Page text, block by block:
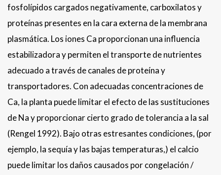
fosfolípidos cargados negativamente, carboxilatos y
proteínas presentes en la cara externa de la membrana
plasmática. Los iones Ca proporcionan una influencia
estabilizadora y permiten el transporte de nutrientes
adecuado a través de canales de proteína y
transportadores. Con adecuadas concentraciones de
Ca, la planta puede limitar el efecto de las sustituciones
de Na y proporcionar cierto grado de tolerancia a la sal
(Rengel 1992). Bajo otras estresantes condiciones, (por
ejemplo, la sequía y las bajas temperaturas,) el calcio
puede limitar los daños causados por congelación /